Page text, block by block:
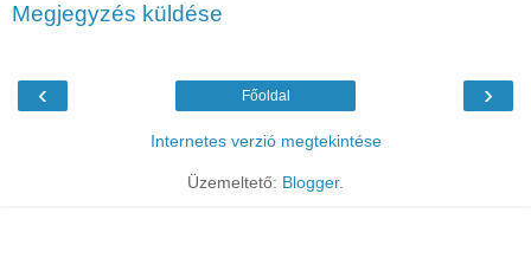
Megjegyzés küldése
‹ ›
Főoldal
Internetes verzió megtekintése
Üzemeltető: Blogger.